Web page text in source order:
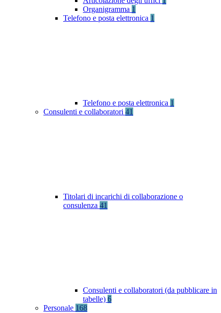
Organigramma 1
Telefono e posta elettronica 1
Telefono e posta elettronica 1
Consulenti e collaboratori 41
Titolari di incarichi di collaborazione o
consulenza 41
Consulenti e collaboratori (da pubblicare in
tabelle) 6
Personale 168